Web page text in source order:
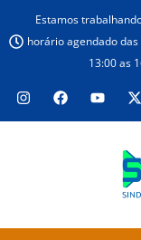
Estamos
horário agendado das
13:00 as